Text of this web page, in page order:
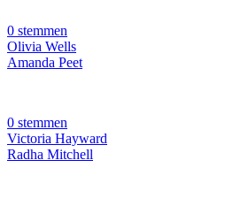
0 stemmen
Olivia Wells
Amanda Peet
0 stemmen
Victoria Hayward
Radha Mitchell